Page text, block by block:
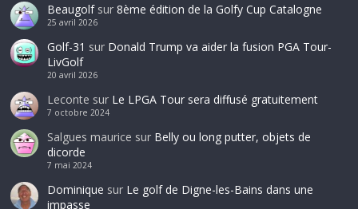
Beaugolfsur 8ème édition de la Golfy Cup Catalogne
25 avril 2026
Golf-31 sur Donald Trump va aider la fusion PGA Tour-
LivGolf
20 avril 2026
Leconte sur Le LPGA Tour sera diffusé gratuitement
7 octobre 2024
Salgues maurice sur Belly ou long putter, objets de
dicorde
7 mai 2024
Dominique sur Le golf de Digne-les-Bains dans une
impasse